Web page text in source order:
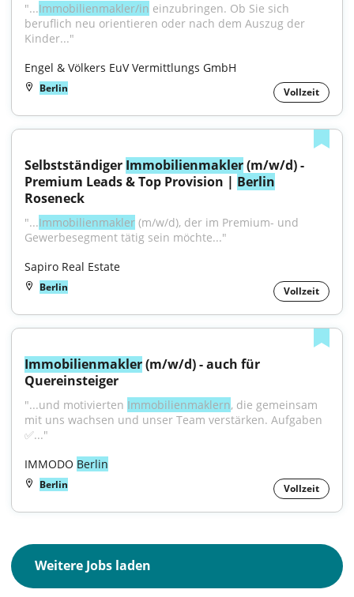
"...Immobilienmakler/in einzubringen. Ob Sie sich
beruflich neu orientieren oder nach dem Auszug der
Kinder..."
Engel & Völkers EuV Vermittlungs GmbH
Berlin Vollzeit
Selbstständiger Immobilienmakler (m/w/d) -
Premium Leads & Top Provision | Berlin
Roseneck
"...Immobilienmakler (m/w/d), der im Premium- und
Gewerbesegment tätig sein möchte..."
Sapiro Real Estate
Berlin Vollzeit
Immobilienmakler (m/w/d) - auch für
Quereinsteiger
"...und motivierten Immobilienmaklern, die gemeinsam
mit uns wachsen und unser Team verstärken. Aufgaben
✅..."
IMMODO Berlin
Berlin Vollzeit
Weitere Jobs laden